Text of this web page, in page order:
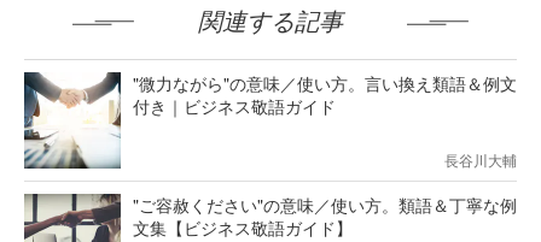
関連する記事
"微力ながら"の意味／使い方。言い換え類語＆例文
付き｜ビジネス敬語ガイド
長谷川大輔
"ご容赦ください"の意味／使い方。類語＆丁寧な例
文集【ビジネス敬語ガイド】